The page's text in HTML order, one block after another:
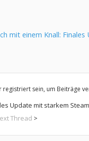
mit einem Knall:
sein, um Beiträge
Update mit starkem
Thread >